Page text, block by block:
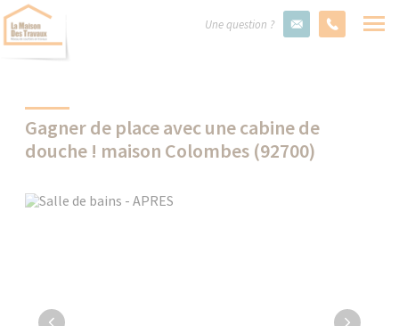
Une question ?
Gagner de place avec une cabine de
douche ! maison Colombes (92700)